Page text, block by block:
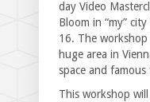
day Video
Bloom in “my”
16. The
huge area in
space and
This workshop